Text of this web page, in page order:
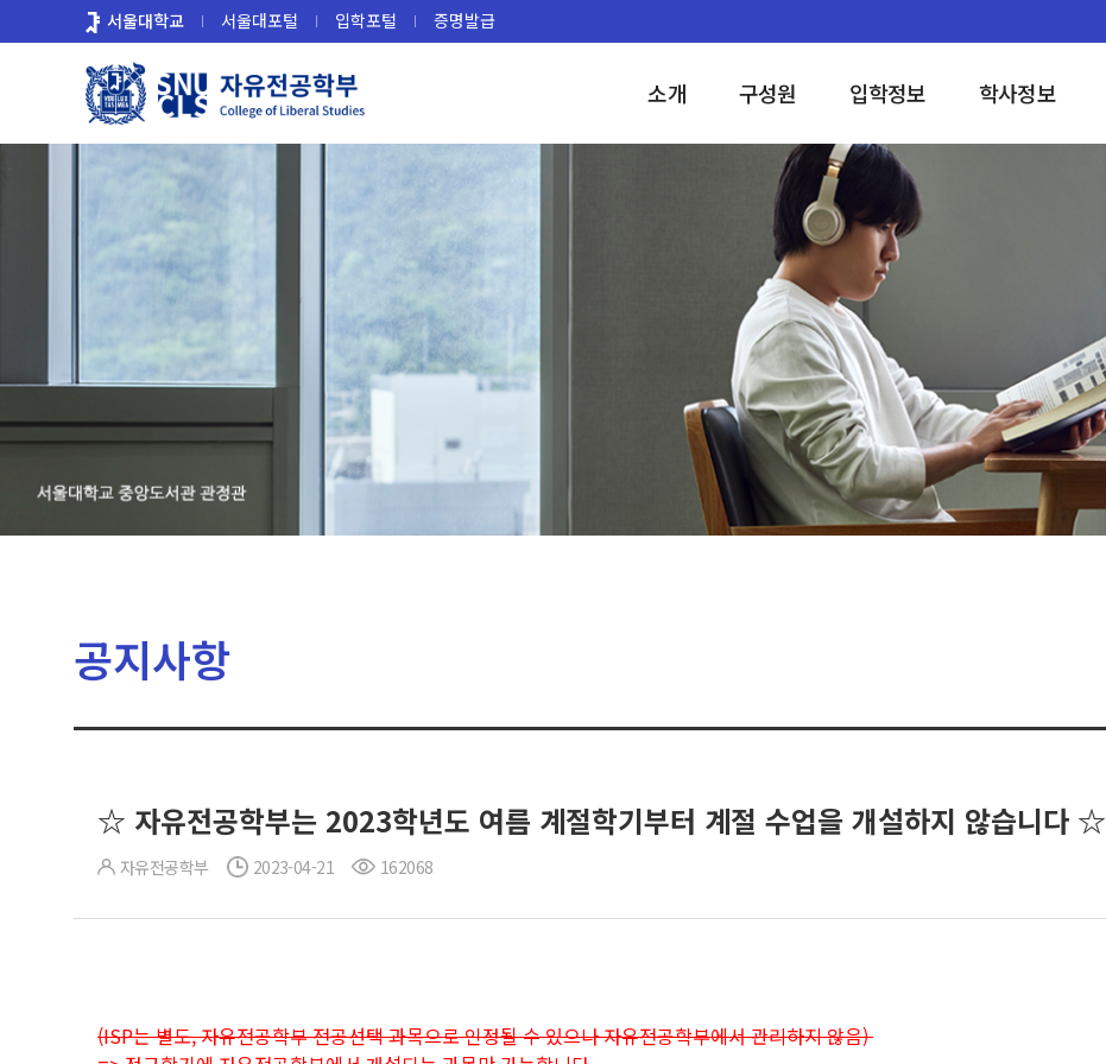
로
서울대학교 서울대포털 입학포털 증명발급
소개 구성원 입학정보 학사정보
공지사항
☆ 자유전공학부는 2023학년도 여름 계절학기부터 계절 수업을 개설하지 않습니다 ☆
자유전공학부 2023-04-21 162068
(ISP는 별도, 자유전공학부 전공선택 과목으로 인정될 수 있으나 자유전공학부에서 관리하지 않음)